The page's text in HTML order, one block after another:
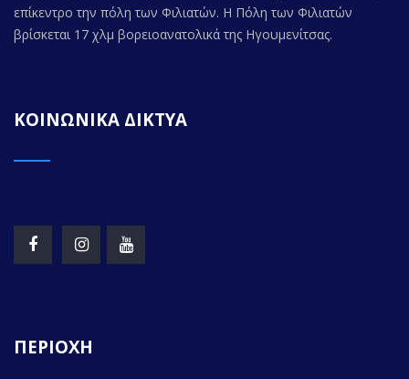
επίκεντρο την πόλη των Φιλιατών. Η Πόλη των Φιλιατών
βρίσκεται 17 χλμ βορειοανατολικά της Ηγουμενίτσας.
ΚΟΙΝΩΝΙΚΑ ΔΙΚΤΥΑ
ΠΕΡΙΟΧΗ